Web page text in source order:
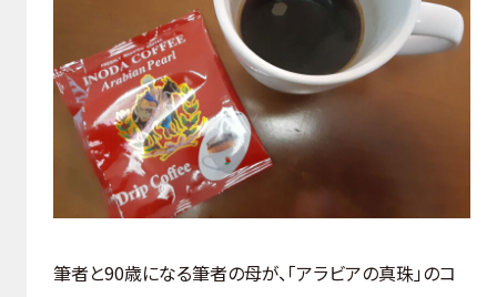
筆者と90歳になる筆者の母が、「アラビアの真珠」のコ